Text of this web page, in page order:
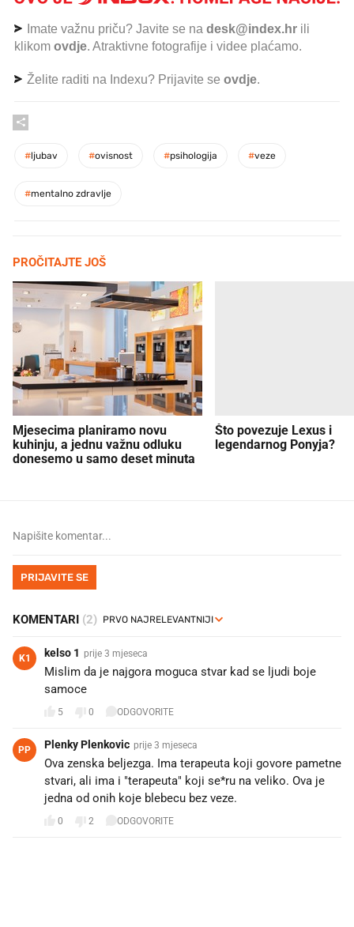
Imate važnu priču? Javite se na desk@index.hr ili
klikom ovdje. Atraktivne fotografije i videe plaćamo.
Želite raditi na Indexu? Prijavite se ovdje.
#ljubav #ovisnost #psihologija #veze
#mentalno zdravlje
PROČITAJTE JOŠ
Mjesecima planiramo novu
kuhinju, a jednu važnu odluku
donesemo u samo deset minuta
Što povezuje Lexus i
legendarnog Ponyja?
PRIJAVITE SE
KOMENTARI (2)
K1 kelso 1 prije 3 mjeseca
Mislim da je najgora moguca stvar kad se ljudi boje
samoce
5 0 ODGOVORITE
PP Plenky Plenkovic prije 3 mjeseca
Ova zenska beljezga. Ima terapeuta koji govore pametne
stvari, ali ima i "terapeuta" koji se*ru na veliko. Ova je
jedna od onih koje blebecu bez veze.
0 2 ODGOVORITE